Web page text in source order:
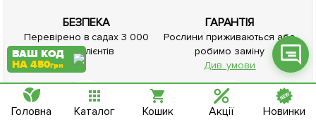
БЕЗПЕКА
Перевірено в садах 3 000
000 клієнтів
ГАРАНТІЯ
Рослини приживаються або
робимо заміну
Див. умови
ВАШ КОД
НА 450грн
Головна Каталог Кошик Акції Новинки